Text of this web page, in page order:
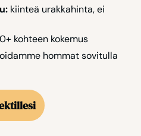
kiinteä urakkahinta, ei
kohteen kokemus
hommat sovitulla